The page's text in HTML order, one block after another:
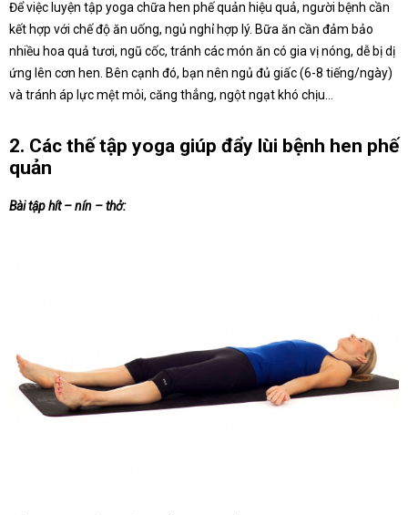
Để việc luyện tập yoga chữa hen phế quản hiệu quả, người bệnh cần
kết hợp với chế độ ăn uống, ngủ nghỉ hợp lý. Bữa ăn cần đảm bảo
nhiều hoa quả tươi, ngũ cốc, tránh các món ăn có gia vị nóng, dễ bị dị
ứng lên cơn hen. Bên cạnh đó, bạn nên ngủ đủ giấc (6-8 tiếng/ngày)
và tránh áp lực mệt mỏi, căng thẳng, ngột ngạt khó chịu…
2. Các thế tập yoga giúp đẩy lùi bệnh hen phế
quản
Bài tập hít – nín – thở: